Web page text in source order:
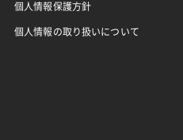
個人情報保護方針
個人情報の取り扱いについて